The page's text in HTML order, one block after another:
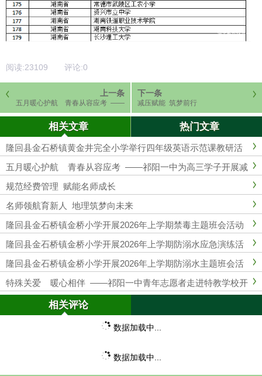
阅读:23109 评论:0
上一条
五月暖心护航 青春从容应考 ——
活动
下一条
减压赋能 筑梦前行
相关文章 热门文章
隆回县金石桥镇黄金井完全小学举行四年级英语示范课教研活
动
五月暖心护航 青春从容应考 ——祁阳一中为高三学子开展减
压团建活动
规范经费管理 赋能名师成长
名师领航育新人 地理筑梦向未来
隆回县金石桥镇金桥小学开展2026年上学期禁毒主题班会活动
隆回县金石桥镇金桥小学开展2026年上学期防溺水应急演练活
动
隆回县金石桥镇金桥小学开展2026年上学期防溺水主题班会活
动
特殊关爱 暖心相伴 ——祁阳一中青年志愿者走进特教学校开
展志愿服务
相关评论
数据加载中...
数据加载中...